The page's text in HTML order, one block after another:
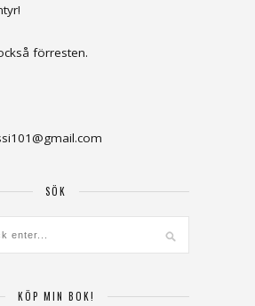
förresten.
SÖK
KÖP MIN BOK!